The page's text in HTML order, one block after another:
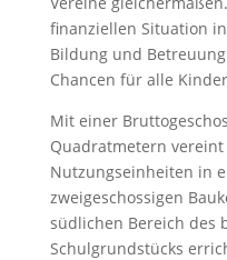
finanziellen Situation
Bildung und
Chancen für alle
Mit einer
Quadratmetern
Nutzungseinheiten in
zweigeschossigen
südlichen Bereich des
Schulgrundstücks